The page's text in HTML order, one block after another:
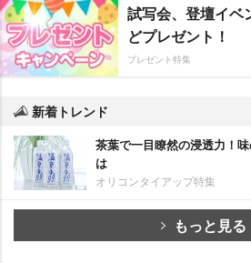
試写会、登壇イベ
どプレゼント！
プレゼント特集
新着トレンド
茶葉で一目瞭然の浸透力！
は
オリコンタイアップ特集
もっと見る